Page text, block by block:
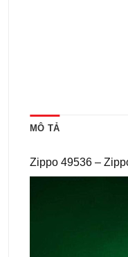
MÔ TẢ
Zippo 49536 –